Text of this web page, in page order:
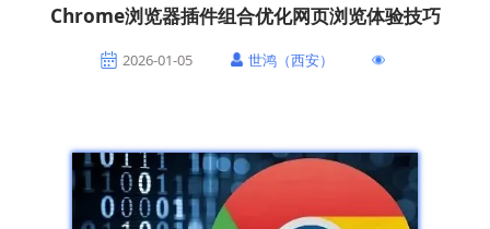
Chrome浏览器插件组合优化网页浏览体验技巧
2026-01-05 世鸿（西安）